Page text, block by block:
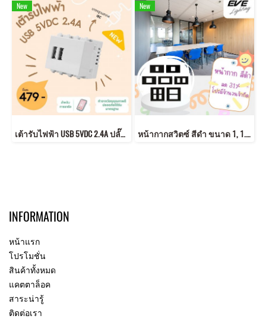
New
เต้ารับไฟฟ้า USB 5VDC 2.4A ปลั๊ก USB เต้ารับ USB
New
หน้ากากสวิตซ์ สีดำ ขนาด 1, 1.5, 2, 3 , 4 และ 6 ช่อง สีดำสวย หน้ากากดำ
INFORMATION
หน้าแรก
โปรโมชั่น
สินค้าทั้งหมด
แคตตาล็อค
สาระน่ารู้
ติดต่อเรา